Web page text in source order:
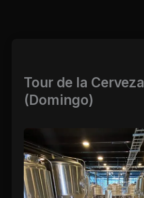
Tour de la Cerveza
(Domingo)